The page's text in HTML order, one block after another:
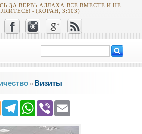
ЗА ВЕРВЬ АЛЛАХА ВСЕ ВМЕСТЕ И НЕ
(КОРАН, 3:103)
Форма поиска
» Визиты
Blogger
Telegram
WhatsApp
Viber